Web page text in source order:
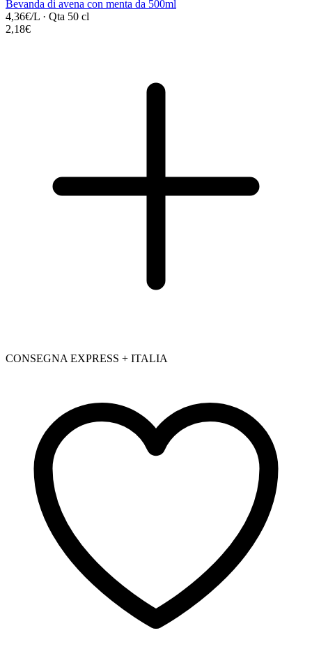
Bevanda di avena con menta da 500ml
4,36€/L · Qta 50 cl
2,18€
CONSEGNA EXPRESS + ITALIA